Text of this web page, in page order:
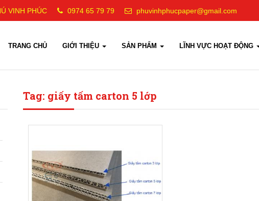
VINH PHÚC 0974 65 79 79 phuvinhphucpaper@gmail.com
TRANG CHỦ GIỚI THIỆU SẢN PHẨM LĨNH VỰC HOẠT ĐỘNG
Tag: giấy tấm carton 5 lớp